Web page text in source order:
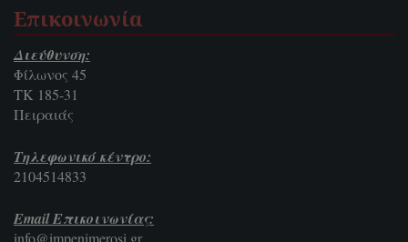
Επικοινωνία
Διεύθυνση:
Φίλωνος 45
ΤΚ 185-31
Πειραιάς
Τηλεφωνικό κέντρο:
2104514833
Email Επικοινωνίας:
info@impenimerosi.gr